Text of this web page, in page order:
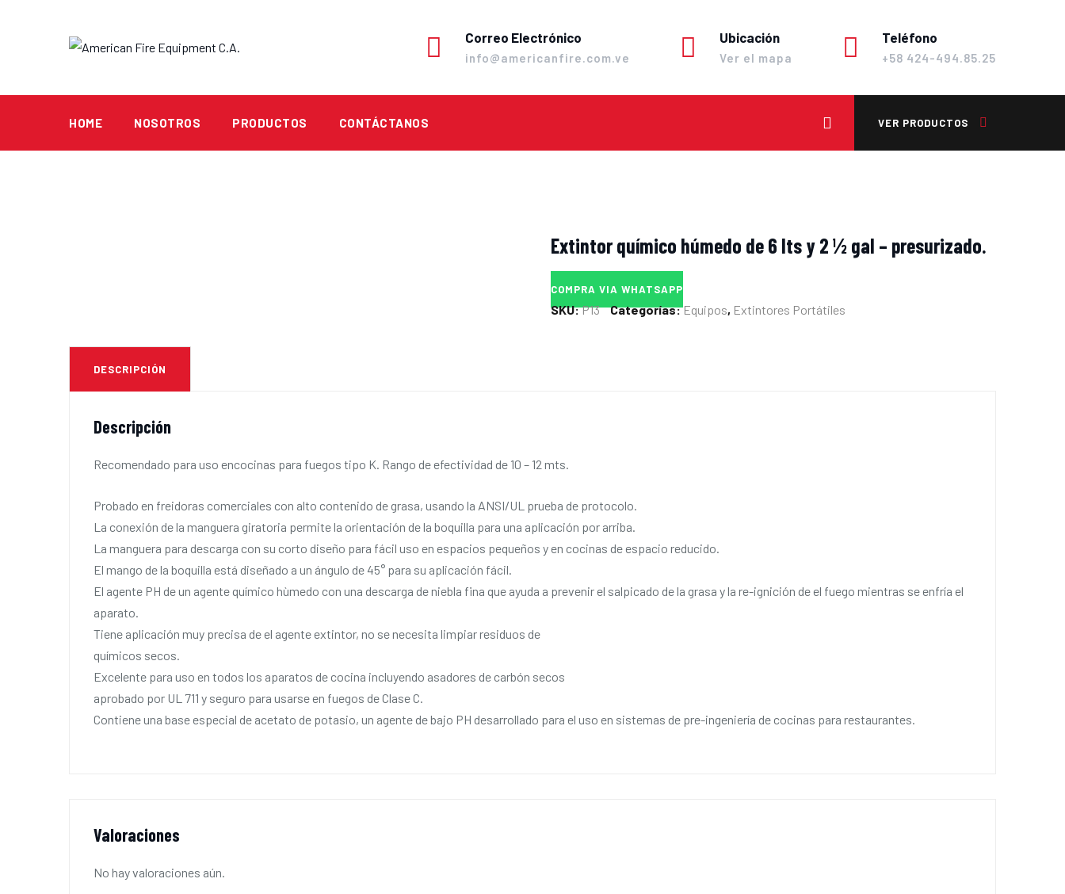
Correo Electrónico
info@americanfire.com.ve
Ubicación
Ver el mapa
Teléfono
+58 424-494.85.25
HOME NOSOTROS PRODUCTOS CONTÁCTANOS VER PRODUCTOS
Extintor químico húmedo de 6 lts y 2 ½ gal – presurizado.
COMPRA VIA WHATSAPP
SKU:P13 Categorías:Equipos, Extintores Portátiles
DESCRIPCIÓN
Descripción
Recomendado para uso encocinas para fuegos tipo K. Rango de efectividad de 10 – 12 mts.
Probado en freidoras comerciales con alto contenido de grasa, usando la ANSI/UL prueba de protocolo.
La conexión de la manguera giratoria permite la orientación de la boquilla para una aplicación por arriba.
La manguera para descarga con su corto diseño para fácil uso en espacios pequeños y en cocinas de espacio reducido.
El mango de la boquilla está diseñado a un ángulo de 45° para su aplicación fácil.
El agente PH de un agente químico hùmedo con una descarga de niebla fina que ayuda a prevenir el salpicado de la grasa y la re-ignición de el fuego mientras se enfría el
aparato.
Tiene aplicación muy precisa de el agente extintor, no se necesita limpiar residuos de
químicos secos.
Excelente para uso en todos los aparatos de cocina incluyendo asadores de carbón secos
aprobado por UL 711 y seguro para usarse en fuegos de Clase C.
Contiene una base especial de acetato de potasio, un agente de bajo PH desarrollado para el uso en sistemas de pre-ingeniería de cocinas para restaurantes.
Valoraciones
No hay valoraciones aún.